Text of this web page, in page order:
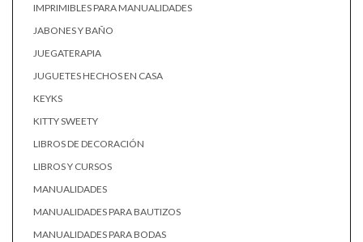
IMPRIMIBLES PARA MANUALIDADES
JABONES Y BAÑO
JUEGATERAPIA
JUGUETES HECHOS EN CASA
KEYKS
KITTY SWEETY
LIBROS DE DECORACIÓN
LIBROS Y CURSOS
MANUALIDADES
MANUALIDADES PARA BAUTIZOS
MANUALIDADES PARA BODAS